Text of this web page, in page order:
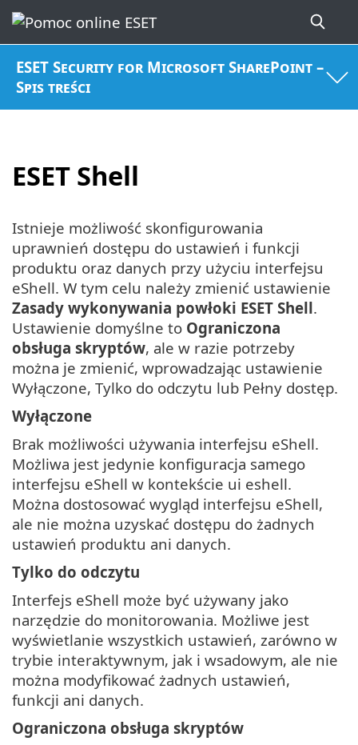
ESET Security for Microsoft SharePoint –
Spis treści
ESET Shell
Istnieje możliwość skonfigurowania
uprawnień dostępu do ustawień i funkcji
produktu oraz danych przy użyciu interfejsu
eShell. W tym celu należy zmienić ustawienie
Zasady wykonywania powłoki ESET Shell.
Ustawienie domyślne to Ograniczona
obsługa skryptów, ale w razie potrzeby
można je zmienić, wprowadzając ustawienie
Wyłączone, Tylko do odczytu lub Pełny dostęp.
Wyłączone
Brak możliwości używania interfejsu eShell.
Możliwa jest jedynie konfiguracja samego
interfejsu eShell w kontekście ui eshell.
Można dostosować wygląd interfejsu eShell,
ale nie można uzyskać dostępu do żadnych
ustawień produktu ani danych.
Tylko do odczytu
Interfejs eShell może być używany jako
narzędzie do monitorowania. Możliwe jest
wyświetlanie wszystkich ustawień, zarówno w
trybie interaktywnym, jak i wsadowym, ale nie
można modyfikować żadnych ustawień,
funkcji ani danych.
Ograniczona obsługa skryptów